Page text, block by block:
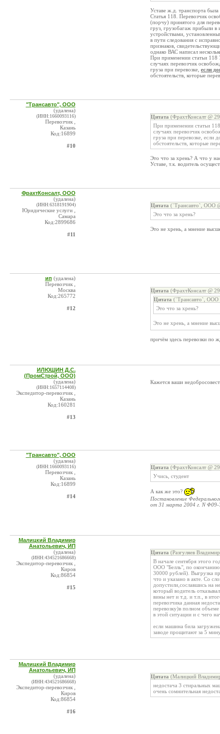
Уставе ж.д. транспорта
Статья 118. Перевозчик
(порчу) принятого для
груз, грузобагаж прибыли
устройствами,
в пути следования с
признаков,
однако ВАС написал
При применении статьи 118
случаях перевозчик
груза при перевозке, если
обстоятельств, которые
"Трансавто", ООО
(удалена)
(ИНН:1660093116)
Перевозчик ,
Казань
Код:16899
#10
Цитата (ФрахтКонсалт @
При применении статьи
случаях перевозчик
груза при перевозке, если
обстоятельств, которые
Это что за хрень? А что у
Уставе, т.к. водитель
ФрахтКонсалт, ООО
(удалена)
(ИНН:6318191904)
Юридические услуги ,
Самара
Код:2899686
#11
Цитата (`Трансавто`, ООО
Это что за хрень?
Это не хрень, а мнение
ип (удалена)
Перевозчик ,
Москва
Код:265772
#12
Цитата (ФрахтКонсалт @
Цитата (`Трансавто`, ООО
Это что за хрень?
Это не хрень, а мнение
причём здесь перевозки по
ИЛЮШИН Д.С.
(ПромСтрой, ООО)
(удалена)
(ИНН:1657114408)
Экспедитор-перевозчик ,
Казань
Код:160281
#13
Кажется ваши
"Трансавто", ООО
(удалена)
(ИНН:1660093116)
Перевозчик ,
Казань
Код:16899
#14
Цитата (ФрахтКонсалт @
Учись, студент
А как же это?
Постановление
от 31 марта 2004 г. N Ф09-
Малицкий Владимир
Анатольевич, ИП
(удалена)
(ИНН:434521686668)
Экспедитор-перевозчик ,
Киров
Код:86854
#15
Цитата (Разгуляев
В начале сентября этого
ООО "Белль", по окончанию
30000 рублей). Выгрузка
что и указано в акте. Со
допустили,сославшись на
который водитель
вины нет и т.д. и т.п., в
перевозчика данная
перевозку)в полном
в этой ситуации и с чего
если машина била
заводе прощитают за 5
Малицкий Владимир
Анатольевич, ИП
(удалена)
(ИНН:434521686668)
Экспедитор-перевозчик ,
Киров
Код:86854
#16
Цитата (Малицкий
недостача 3 стиральных
очень сомнительная